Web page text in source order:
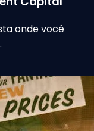
onde você